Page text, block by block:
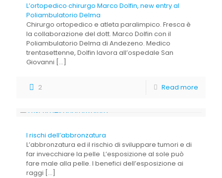
L’ortopedico chirurgo Marco Dolfin, new entry al
Poliambulatorio Delma
Chirurgo ortopedico e atleta paralimpico. Fresca è
la collaborazione del dott. Marco Dolfin con il
Poliambulatorio Delma di Andezeno. Medico
trentasettenne, Dolfin lavora all’ospedale San
Giovanni […]
2 Read more
I rischi dell’abbronzatura
L’abbronzatura ed il rischio di sviluppare tumori e di
far invecchiare la pelle L’esposizione al sole può
fare male alla pelle. I benefici dell’esposizione ai
raggi […]